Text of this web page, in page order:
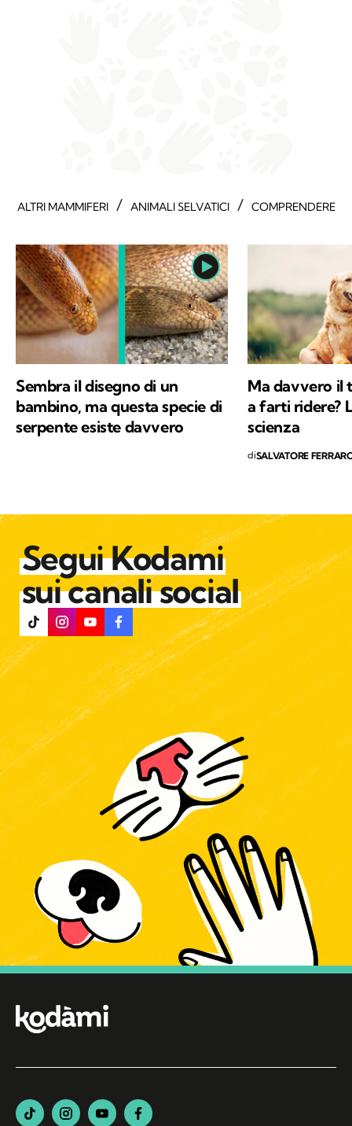
ALTRI MAMMIFERI / ANIMALI SELVATICI / COMPRENDERE
Sembra il disegno di un
bambino, ma questa specie di
serpente esiste davvero
Ma davvero il
a farti ridere?
scienza
diSALVATORE
Segui Kodami
sui canali social